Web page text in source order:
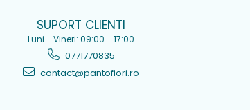
SUPORT CLIENTI
Luni - Vineri: 09:00 - 17:00
0771770835
contact@pantofiori.ro